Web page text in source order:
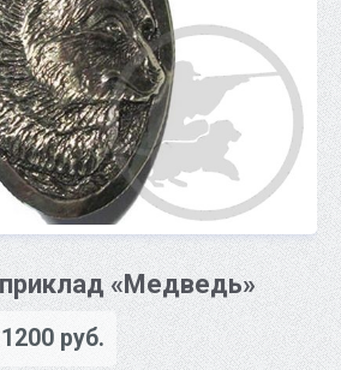
«Медведь»
1200 руб.